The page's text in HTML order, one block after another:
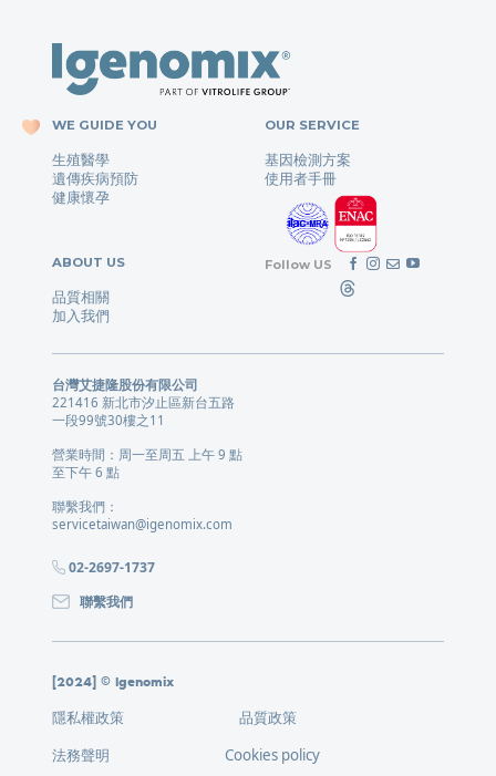
WE GUIDE YOU
生殖醫學
遺傳疾病預防
健康懷孕
OUR SERVICE
基因檢測方案
使用者手冊
ABOUT US
品質相關
加入我們
Follow US
台灣艾捷隆股份有限公司
221416 新北市汐止區新台五路
一段99號30樓之11
營業時間：周一至周五 上午 9 點
至下午 6 點
聯繫我們：
servicetaiwan@igenomix.com
02-2697-1737
聯繫我們
[2024] © Igenomix
隱私權政策
品質政策
法務聲明
Cookies policy